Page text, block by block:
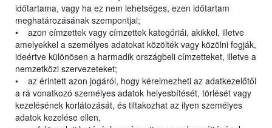
időtartama, vagy ha ez nem lehetséges, ezen időtartam
meghatározásának szempontjai;
• azon címzettek vagy címzettek kategóriái, akikkel, illetve
amelyekkel a személyes adatokat közölték vagy közölni fogják,
ideértve különösen a harmadik országbeli címzetteket, illetve a
nemzetközi szervezeteket;
• az érintett azon jogáról, hogy kérelmezheti az adatkezelőtől
a rá vonatkozó személyes adatok helyesbítését, törlését vagy
kezelésének korlátozását, és tiltakozhat az ilyen személyes
adatok kezelése ellen,